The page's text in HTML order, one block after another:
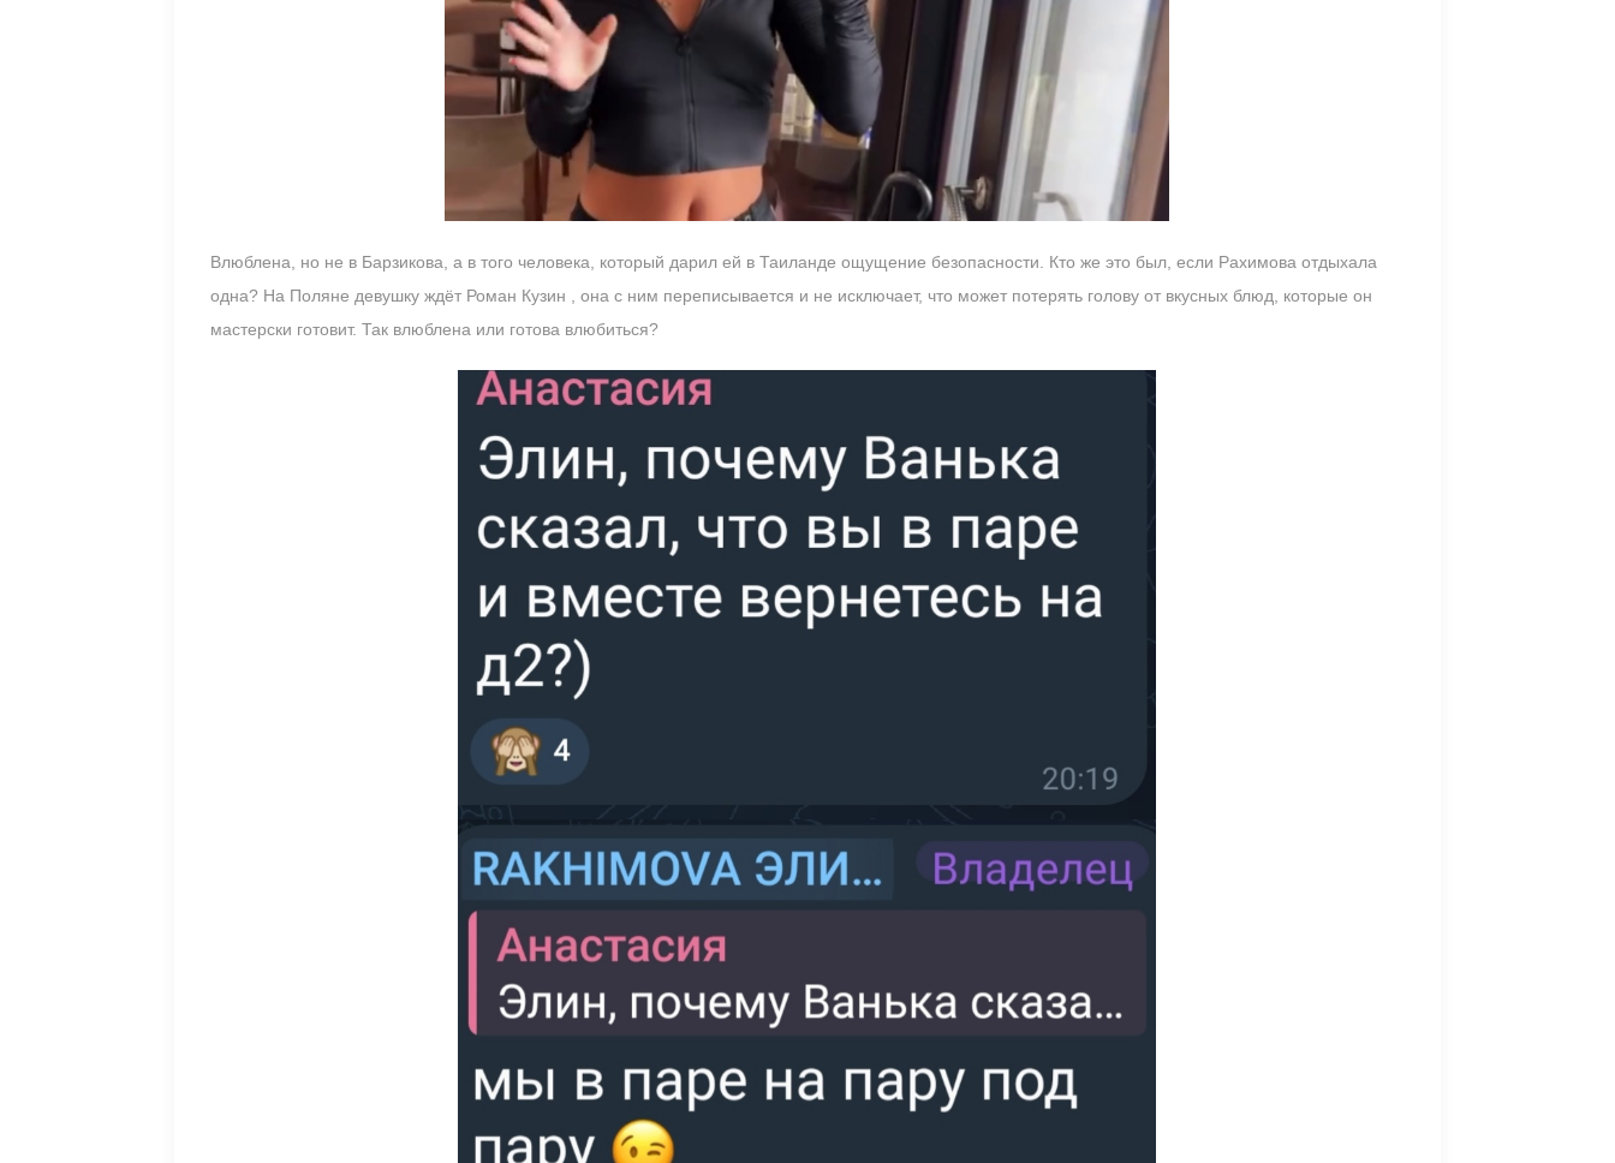
Влюблена, но не в Барзикова, а в того человека, который дарил ей в Таиланде ощущение безопасности. Кто же это был, если Рахимова отдыхала
одна? На Поляне девушку ждёт Роман Кузин , она с ним переписывается и не исключает, что может потерять голову от вкусных блюд, которые он
мастерски готовит. Так влюблена или готова влюбиться?